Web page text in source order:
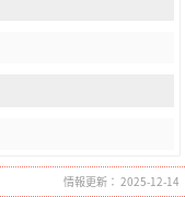
情報更新： 2025-12-14